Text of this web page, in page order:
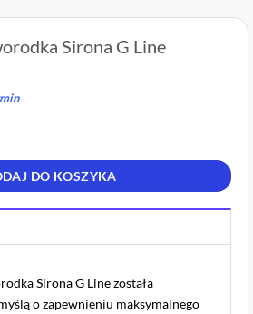
Sirona G Line
DO KOSZYKA
Sirona G Line została
o zapewnieniu maksymalnego